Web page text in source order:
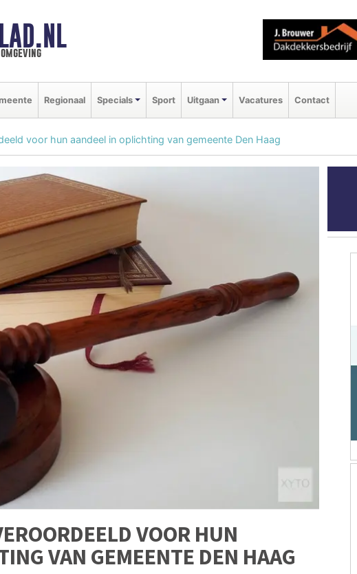
Regionaal Specials Sport Uitgaan Vacatures Contact
voor hun aandeel in oplichting van gemeente Den Haag
VOOR HUN
VAN GEMEENTE DEN HAAG